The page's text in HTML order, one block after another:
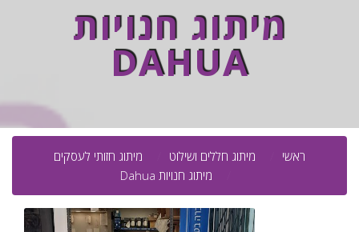
מיתוג חנויות
DAHUA
ראשי מיתוג חללים ושילוט
מיתוג חזותי לעסקים
מיתוג חנויות Dahua